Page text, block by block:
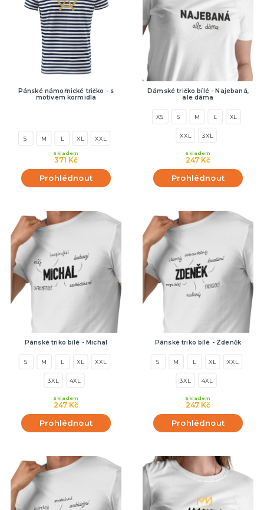
Pánské námořnické tričko - s
motivem kormidla
S M L XL XXL
371 Kč
Skladem
Prohlédnout
Dámské tričko bílé - Najebaná,
ale dáma
XS S M L XL
XXL 3XL
247 Kč
Skladem
Prohlédnout
Pánské triko bílé - Michal
S M L XL XXL
3XL 4XL
247 Kč
Skladem
Prohlédnout
Pánské triko bílé - Zdeněk
S M L XL XXL
3XL 4XL
247 Kč
Skladem
Prohlédnout